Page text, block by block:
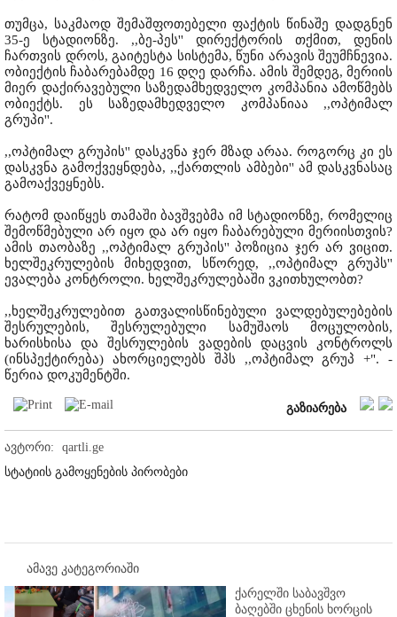
თუმცა, საკმაოდ შემაშფოთებელი ფაქტის წინაშე დადგნენ
35-ე სტადიონზე. ,,ბე-პეს'' დირექტორის თქმით, დენის
ჩართვის დროს, გაიტესტა სისტემა, წუნი არავის შეუმჩნევია.
ობიექტის ჩაბარებამდე 16 დღე დარჩა. ამის შემდეგ, მერიის
მიერ დაქირავებული საზედამხედველო კომპანია ამოწმებს
ობიექტს. ეს საზედამხედველო კომპანიაა ,,ოპტიმალ
გრუპი''.
,,ოპტიმალ გრუპის'' დასკვნა ჯერ მზად არაა. როგორც კი ეს
დასკვნა გამოქვეყნდება, ,,ქართლის ამბები'' ამ დასკვნასაც
გამოაქვეყნებს.
რატომ დაიწყეს თამაში ბავშვებმა იმ სტადიონზე, რომელიც
შემოწმებული არ იყო და არ იყო ჩაბარებული მერიისთვის?
ამის თაობაზე ,,ოპტიმალ გრუპის'' პოზიცია ჯერ არ ვიცით.
ხელშეკრულების მიხედვით, სწორედ, ,,ოპტიმალ გრუპს''
ევალება კონტროლი. ხელშეკრულებაში ვკითხულობთ?
,,ხელშეკრულებით გათვალისწინებული ვალდებულებების
შესრულების, შესრულებული სამუშაოს მოცულობის,
ხარისხისა და შესრულების ვადების დაცვის კონტროლს
(ინსპექტირება) ახორციელებს შპს ,,ოპტიმალ გრუპ +". -
წერია დოკუმენტში.
გაზიარება
ავტორი:
qartli.ge
სტატიის გამოყენების პირობები
ამავე კატეგორიაში
ქარელში საბავშვო
ბაღებში ცხენის ხორცის